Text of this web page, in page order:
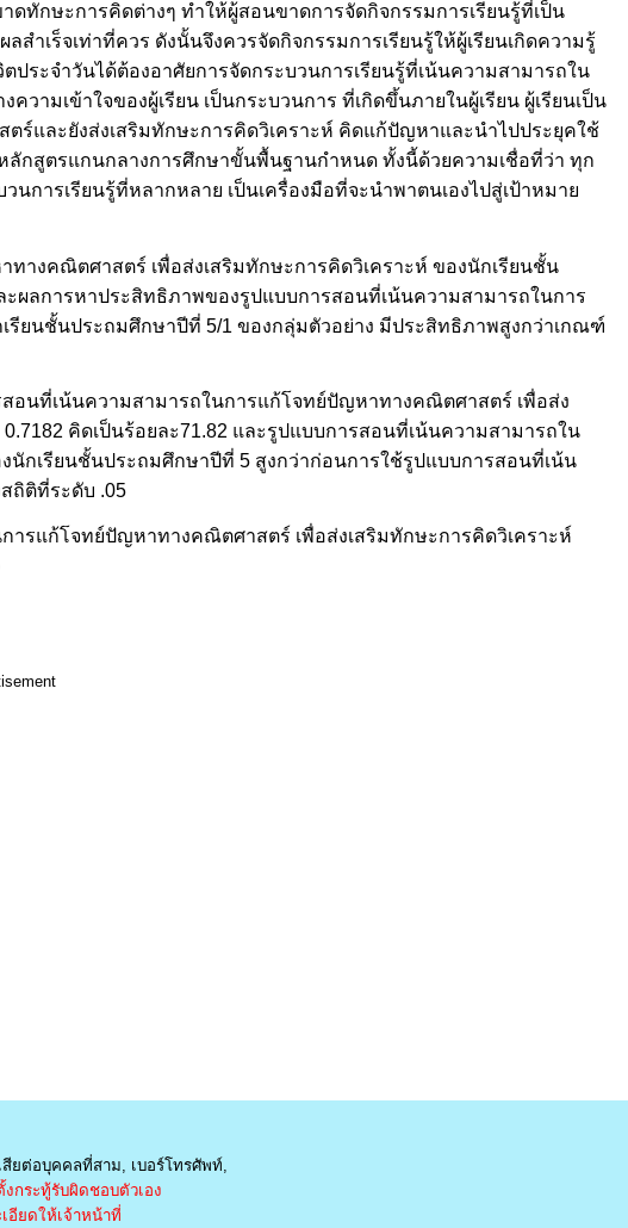
ทักษะการคิดต่างๆ ทำให้ผู้สอนขาดการจัดกิจกรรมการเรียนรู้ที่เป็น
เร็จเท่าที่ควร ดังนั้นจึงควรจัดกิจกรรมการเรียนรู้ให้ผู้เรียนเกิดความรู้
ระจำวันได้ต้องอาศัยการจัดกระบวนการเรียนรู้ที่เน้นความสามารถใน
ามเข้าใจของผู้เรียน เป็นกระบวนการ ที่เกิดขึ้นภายในผู้เรียน ผู้เรียนเป็น
และยังส่งเสริมทักษะการคิดวิเคราะห์ คิดแก้ปัญหาและนำไปประยุคใช้
ลักสูตรแกนกลางการศึกษาขั้นพื้นฐานกำหนด ทั้งนี้ด้วยความเชื่อที่ว่า ทุก
การเรียนรู้ที่หลากหลาย เป็นเครื่องมือที่จะนำพาตนเองไปสู่เป้าหมาย
างคณิตศาสตร์ เพื่อส่งเสริมทักษะการคิดวิเคราะห์ ของนักเรียนชั้น
ผลการหาประสิทธิภาพของรูปแบบการสอนที่เน้นความสามารถในการ
ยนชั้นประถมศึกษาปีที่ 5/1 ของกลุ่มตัวอย่าง มีประสิทธิภาพสูงกว่าเกณฑ์
อนที่เน้นความสามารถในการแก้โจทย์ปัญหาทางคณิตศาสตร์ เพื่อส่ง
คิดเป็นร้อยละ71.82 และรูปแบบการสอนที่เน้นความสามารถใน
กเรียนชั้นประถมศึกษาปีที่ 5 สูงกว่าก่อนการใช้รูปแบบการสอนที่เน้น
ถิติที่ระดับ .05
รแก้โจทย์ปัญหาทางคณิตศาสตร์ เพื่อส่งเสริมทักษะการคิดวิเคราะห์
ยต่อบุคคลที่สาม, เบอร์โทรศัพท์,
กระทู้รับผิดชอบตัวเอง
อียดให้เจ้าหน้าที่